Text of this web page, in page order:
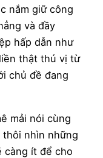
nắm giữ công
và đầy
hấp dẫn như
thật thú vị từ
chủ đề đang
mải nói cùng
thôi nhìn những
càng ít để cho